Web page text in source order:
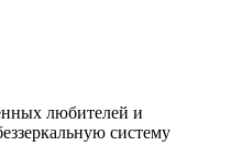
любителей и
систему